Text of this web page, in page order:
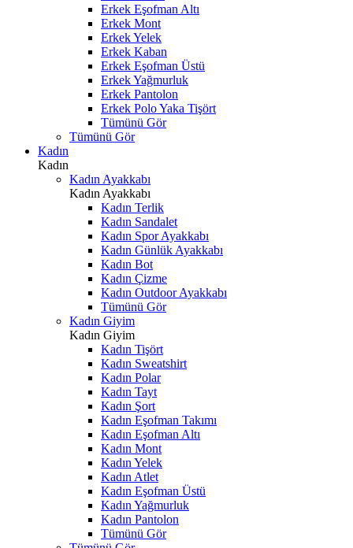
Erkek Eşofman Altı
Erkek Mont
Erkek Yelek
Erkek Kaban
Erkek Eşofman Üstü
Erkek Yağmurluk
Erkek Pantolon
Erkek Polo Yaka Tişört
Tümünü Gör
Tümünü Gör
Kadın
Kadın
Kadın Ayakkabı
Kadın Ayakkabı
Kadın Terlik
Kadın Sandalet
Kadın Spor Ayakkabı
Kadın Günlük Ayakkabı
Kadın Bot
Kadın Çizme
Kadın Outdoor Ayakkabı
Tümünü Gör
Kadın Giyim
Kadın Giyim
Kadın Tişört
Kadın Sweatshirt
Kadın Polar
Kadın Tayt
Kadın Şort
Kadın Eşofman Takımı
Kadın Eşofman Altı
Kadın Mont
Kadın Yelek
Kadın Atlet
Kadın Eşofman Üstü
Kadın Yağmurluk
Kadın Pantolon
Tümünü Gör